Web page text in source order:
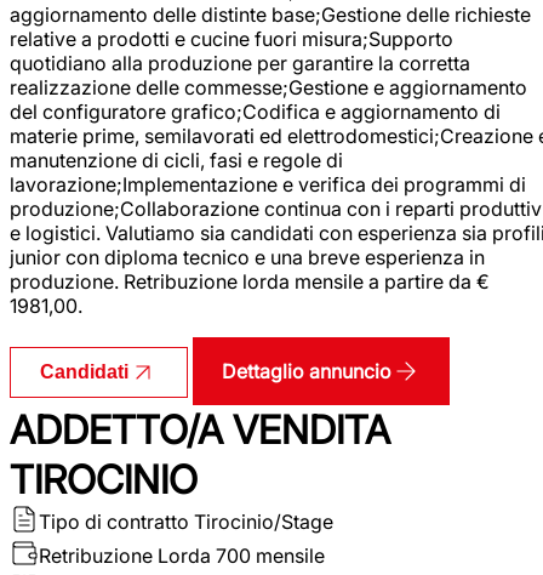
aggiornamento delle distinte base;Gestione delle richieste
relative a prodotti e cucine fuori misura;Supporto
quotidiano alla produzione per garantire la corretta
realizzazione delle commesse;Gestione e aggiornamento
del configuratore grafico;Codifica e aggiornamento di
materie prime, semilavorati ed elettrodomestici;Creazione
manutenzione di cicli, fasi e regole di
lavorazione;Implementazione e verifica dei programmi di
produzione;Collaborazione continua con i reparti
e logistici. Valutiamo sia candidati con esperienza sia
junior con diploma tecnico e una breve esperienza in
produzione. Retribuzione lorda mensile a partire da €
1981,00.
Candidati Dettaglio annuncio
ADDETTO/A VENDITA
TIROCINIO
Tipo di contratto Tirocinio/Stage
Retribuzione Lorda 700 mensile